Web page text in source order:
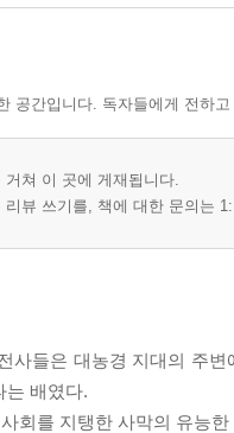
공간입니다. 독자들에게 전하
거쳐 이 곳에 게재됩니다.
리뷰 쓰기를, 책에 대한 문의는
사들은 대농경 지대의 주
는 배였다.
회를 지탱한 사막의 유능